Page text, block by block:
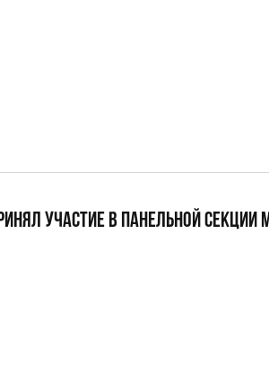
УЧАСТИЕ В ПАНЕЛЬНОЙ СЕКЦИИ